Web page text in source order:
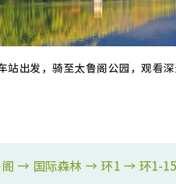
站出发，骑至太鲁阁公园，观看
→ 国际森林 → 环1 → 环1-